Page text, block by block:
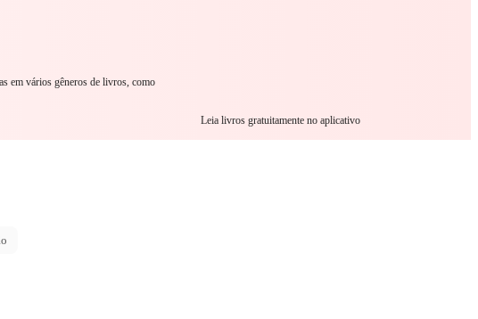
em vários gêneros de livros, como
Leia livros gratuitamente no aplicativo